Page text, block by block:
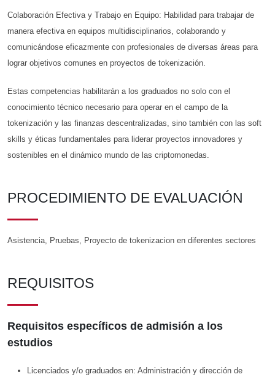
Colaboración Efectiva y Trabajo en Equipo: Habilidad para trabajar de
manera efectiva en equipos multidisciplinarios, colaborando y
comunicándose eficazmente con profesionales de diversas áreas para
lograr objetivos comunes en proyectos de tokenización.
Estas competencias habilitarán a los graduados no solo con el
conocimiento técnico necesario para operar en el campo de la
tokenización y las finanzas descentralizadas, sino también con las soft
skills y éticas fundamentales para liderar proyectos innovadores y
sostenibles en el dinámico mundo de las criptomonedas.
PROCEDIMIENTO DE EVALUACIÓN
Asistencia, Pruebas, Proyecto de tokenizacion en diferentes sectores
REQUISITOS
Requisitos específicos de admisión a los
estudios
Licenciados y/o graduados en: Administración y dirección de